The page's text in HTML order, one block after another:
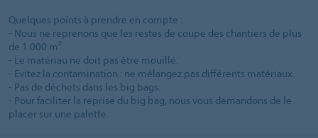
Quelques points à prendre en compte :
- Nous ne reprenons que les restes de coupe des chantiers de plus
de 1 000 m²
- Le matériau ne doit pas être mouillé.
- Évitez la contamination : ne mélangez pas différents matériaux.
- Pas de déchets dans les big bags.
- Pour faciliter la reprise du big bag, nous vous demandons de le
placer sur une palette.